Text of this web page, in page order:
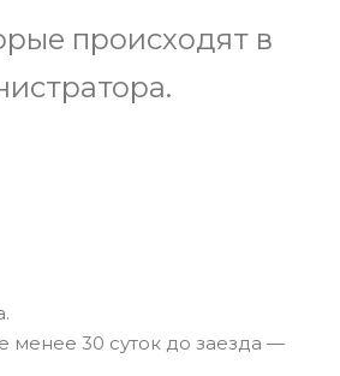
происходят в
менее 30 суток до заезда —